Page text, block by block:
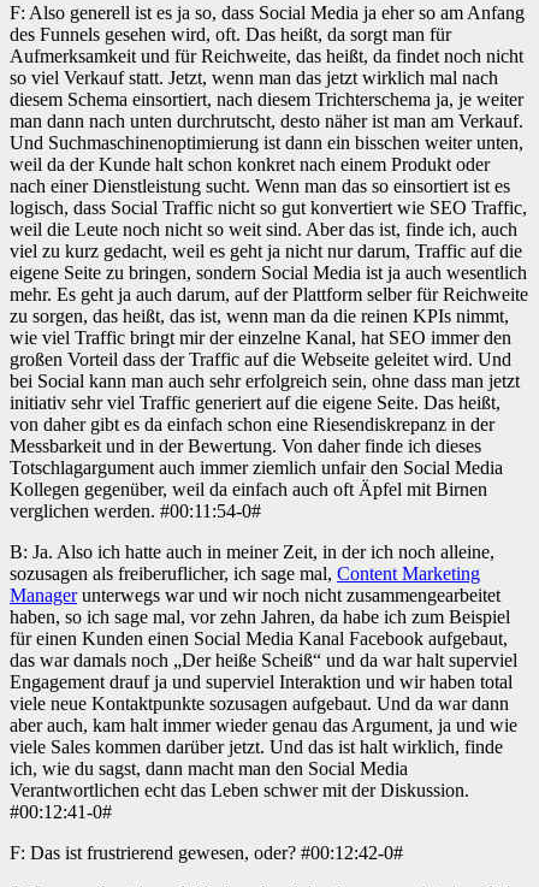
F: Also generell ist es ja so, dass Social Media ja eher so am Anfang
des Funnels gesehen wird, oft. Das heißt, da sorgt man für
Aufmerksamkeit und für Reichweite, das heißt, da findet noch nicht
so viel Verkauf statt. Jetzt, wenn man das jetzt wirklich mal nach
diesem Schema einsortiert, nach diesem Trichterschema ja, je weiter
man dann nach unten durchrutscht, desto näher ist man am Verkauf.
Und Suchmaschinenoptimierung ist dann ein bisschen weiter unten,
weil da der Kunde halt schon konkret nach einem Produkt oder
nach einer Dienstleistung sucht. Wenn man das so einsortiert ist es
logisch, dass Social Traffic nicht so gut konvertiert wie SEO Traffic,
weil die Leute noch nicht so weit sind. Aber das ist, finde ich, auch
viel zu kurz gedacht, weil es geht ja nicht nur darum, Traffic auf die
eigene Seite zu bringen, sondern Social Media ist ja auch wesentlich
mehr. Es geht ja auch darum, auf der Plattform selber für Reichweite
zu sorgen, das heißt, das ist, wenn man da die reinen KPIs nimmt,
wie viel Traffic bringt mir der einzelne Kanal, hat SEO immer den
großen Vorteil dass der Traffic auf die Webseite geleitet wird. Und
bei Social kann man auch sehr erfolgreich sein, ohne dass man jetzt
initiativ sehr viel Traffic generiert auf die eigene Seite. Das heißt,
von daher gibt es da einfach schon eine Riesendiskrepanz in der
Messbarkeit und in der Bewertung. Von daher finde ich dieses
Totschlagargument auch immer ziemlich unfair den Social Media
Kollegen gegenüber, weil da einfach auch oft Äpfel mit Birnen
verglichen werden. #00:11:54-0#
B: Ja. Also ich hatte auch in meiner Zeit, in der ich noch alleine,
sozusagen als freiberuflicher, ich sage mal, Content Marketing
Managerunterwegs war und wir noch nicht zusammengearbeitet
haben, so ich sage mal, vor zehn Jahren, da habe ich zum Beispiel
für einen Kunden einen Social Media Kanal Facebook aufgebaut,
das war damals noch „Der heiße Scheiß“ und da war halt superviel
Engagement drauf ja und superviel Interaktion und wir haben total
viele neue Kontaktpunkte sozusagen aufgebaut. Und da war dann
aber auch, kam halt immer wieder genau das Argument, ja und wie
viele Sales kommen darüber jetzt. Und das ist halt wirklich, finde
ich, wie du sagst, dann macht man den Social Media
Verantwortlichen echt das Leben schwer mit der Diskussion.
#00:12:41-0#
F: Das ist frustrierend gewesen, oder? #00:12:42-0#